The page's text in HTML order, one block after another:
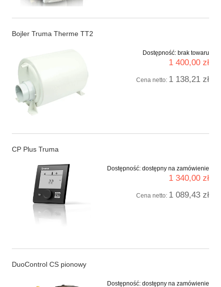
Bojler Truma Therme TT2
Dostępność: brak towaru
1 400,00 zł
Cena netto: 1 138,21 zł
CP Plus Truma
Dostępność: dostępny na zamówienie
1 340,00 zł
Cena netto: 1 089,43 zł
DuoControl CS pionowy
Dostępność: dostępny na zamówienie